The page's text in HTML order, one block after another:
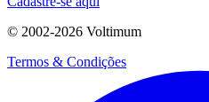
© 2002-2026 Voltimum
Termos & Condições